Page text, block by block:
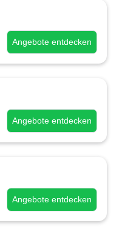
Angebote entdecken
Angebote entdecken
Angebote entdecken